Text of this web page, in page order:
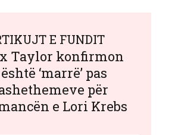
E FUNDIT
Taylor konfirmon
‘marrë’ pas
për
e Lori Krebs